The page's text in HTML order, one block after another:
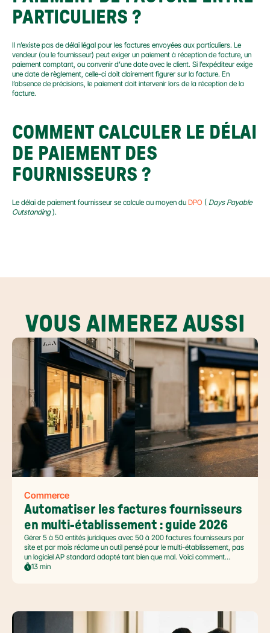
PARTICULIERS ?
Il n’existe pas de délai légal pour les factures envoyées aux particuliers. Le
vendeur (ou le fournisseur) peut exiger un paiement à réception de facture, un
paiement comptant, ou convenir d’une date avec le client. Si l’expéditeur exige
une date de règlement, celle-ci doit clairement figurer sur la facture. En
l’absence de précisions, le paiement doit intervenir lors de la réception de la
facture.
COMMENT CALCULER LE DÉLAI
DE PAIEMENT DES
FOURNISSEURS ?
Le délai de paiement fournisseur se calcule au moyen du DPO ( Days Payable
Outstanding ).
VOUS AIMEREZ AUSSI
Commerce
Automatiser les factures fournisseurs
en multi-établissement : guide 2026
Gérer 5 à 50 entités juridiques avec 50 à 200 factures fournisseurs par
site et par mois réclame un outil pensé pour le multi-établissement, pas
un logiciel AP standard adapté tant bien que mal. Voici comment
automatiser sans casser la gouvernance locale, capturer le levier BFR
13 min